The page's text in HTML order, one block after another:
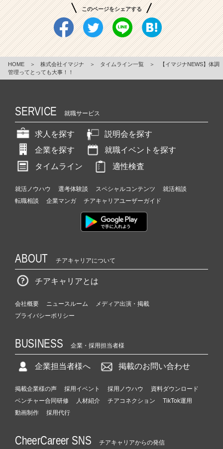
このページをシェアする
HOME ＞ 株式会社イマジナ ＞ タイムライン一覧 ＞
【イマジナNEWS】体調
管理ってとっても大事！！
SERVICE 就職サービス
求人を探す
説明会を探す
企業を探す
就職イベントを探す
タイムライン
適性検査
就活ノウハウ 選考体験談 スペシャルコンテンツ
就活相談
転職相談
企業マンガ チアキャリアユーザーガイド
ABOUT チアキャリアについて
チアキャリアとは
会社概要 ニュースルーム
メディア出演・掲載
プライバシーポリシー
BUSINESS 企業・採用担当者様
企業担当者様へ 掲載のお問い合わせ
掲載企業様の声 採用イベント 採用ノウハウ
資料ダウンロード
ベンチャー合同研修
人材紹介 チアコネクション
TikTok運用
動画制作
採用代行
CheerCareer SNS チアキャリアからの発信